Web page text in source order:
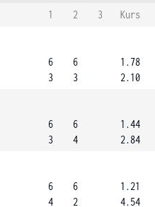
1 2 3
Kurs
6
3
6
3
1.78
2.10
6
3
6
4
1.44
2.84
6
4
6
2
1.21
4.54